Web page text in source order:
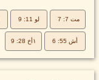
مت 7: 7 لو 11: 9
أش 55: 6 ١أخ 28: 9